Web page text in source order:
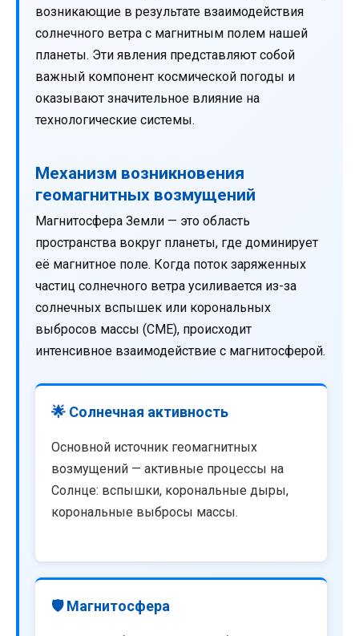
возникающие в результате взаимодействия
солнечного ветра с магнитным полем нашей
планеты. Эти явления представляют собой
важный компонент космической погоды и
оказывают значительное влияние на
технологические системы.
Механизм возникновения
геомагнитных возмущений
Магнитосфера Земли — это область
пространства вокруг планеты, где доминирует
её магнитное поле. Когда поток заряженных
частиц солнечного ветра усиливается из-за
солнечных вспышек или корональных
выбросов массы (CME), происходит
интенсивное взаимодействие с магнитосферой.
🌟 Солнечная активность
Основной источник геомагнитных
возмущений — активные процессы на
Солнце: вспышки, корональные дыры,
корональные выбросы массы.
🛡️ Магнитосфера